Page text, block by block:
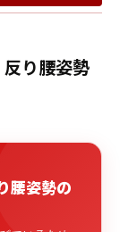
り腰姿勢
腰姿勢の